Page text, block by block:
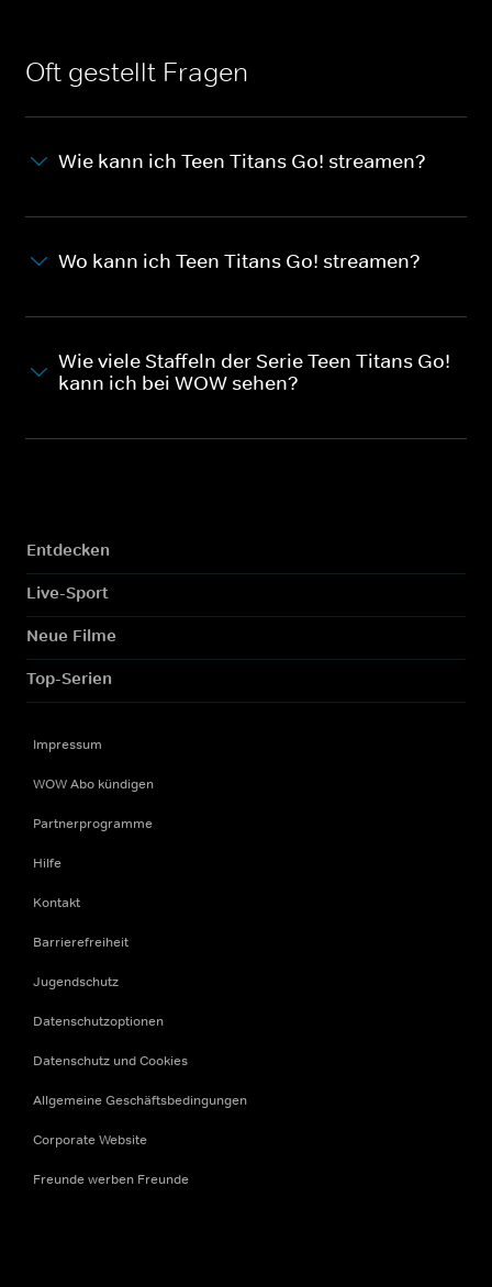
Oft gestellt Fragen
Wie kann ich Teen Titans Go! streamen?
Wo kann ich Teen Titans Go! streamen?
Wie viele Staffeln der Serie Teen Titans Go!
kann ich bei WOW sehen?
Entdecken
Live-Sport
Neue Filme
Top-Serien
Impressum
WOW Abo kündigen
Partnerprogramme
Hilfe
Kontakt
Barrierefreiheit
Jugendschutz
Datenschutzoptionen
Datenschutz und Cookies
Allgemeine Geschäftsbedingungen
Corporate Website
Freunde werben Freunde